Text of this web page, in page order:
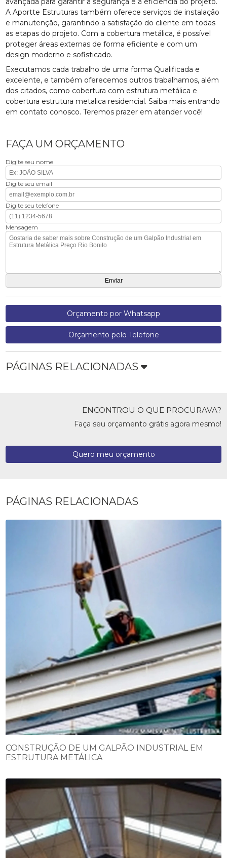
A Aportte Estruturas também oferece serviços de instalação
e manutenção, garantindo a satisfação do cliente em todas
as etapas do projeto. Com a cobertura metálica, é possível
proteger áreas externas de forma eficiente e com um
design moderno e sofisticado.
Executamos cada trabalho de uma forma Qualificada e
excelente, e também oferecemos outros trabalhamos, além
dos citados, como cobertura com estrutura metálica e
cobertura estrutura metalica residencial. Saiba mais entrando
em contato conosco. Teremos prazer em atender você!
FAÇA UM ORÇAMENTO
Digite seu nome
Digite seu email
Digite seu telefone
Mensagem
Orçamento por Whatsapp
Orçamento pelo Telefone
PÁGINAS RELACIONADAS
ENCONTROU O QUE PROCURAVA?
Faça seu orçamento grátis agora mesmo!
Quero meu orçamento
PÁGINAS RELACIONADAS
CONSTRUÇÃO DE UM GALPÃO INDUSTRIAL EM
ESTRUTURA METÁLICA